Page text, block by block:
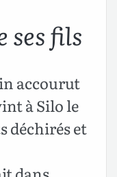
ses fils
accourut
à Silo le
déchirés et